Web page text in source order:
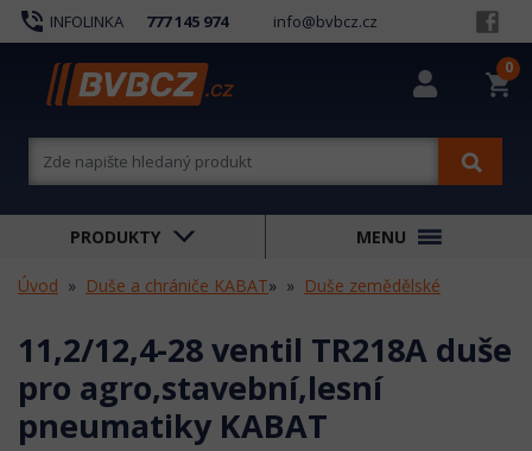
phone_in_talk INFOLINKA 777 145 974 info@bvbcz.cz
shopping_cart
0
PRODUKTY MENU
Úvod Duše a chrániče KABAT» Duše zemědělské
11,2/12,4-28 ventil TR218A duše
pro agro,stavební,lesní
pneumatiky KABAT